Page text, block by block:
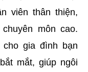
viên thân thiện,
môn cao.
gia đình bạn
mắt, giúp ngôi